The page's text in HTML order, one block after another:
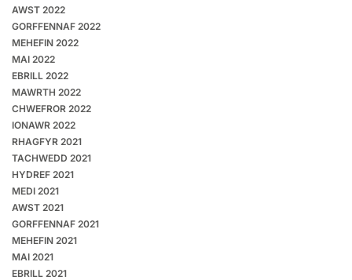
AWST 2022
GORFFENNAF 2022
MEHEFIN 2022
MAI 2022
EBRILL 2022
MAWRTH 2022
CHWEFROR 2022
IONAWR 2022
RHAGFYR 2021
TACHWEDD 2021
HYDREF 2021
MEDI 2021
AWST 2021
GORFFENNAF 2021
MEHEFIN 2021
MAI 2021
EBRILL 2021